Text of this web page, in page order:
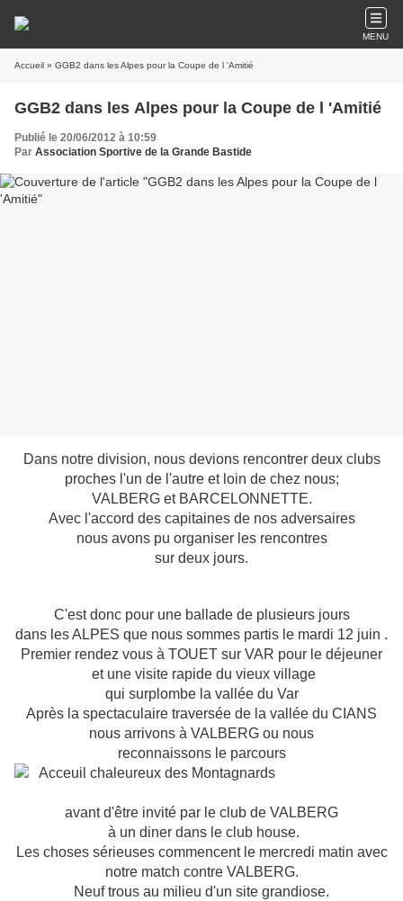
MENU
Accueil » GGB2 dans les Alpes pour la Coupe de l 'Amitié
GGB2 dans les Alpes pour la Coupe de l 'Amitié
Publié le 20/06/2012 à 10:59
Par Association Sportive de la Grande Bastide
Dans notre division, nous devions rencontrer deux clubs
proches l'un de l'autre et loin de chez nous;
VALBERG et BARCELONNETTE.
Avec l'accord des capitaines de nos adversaires
nous avons pu organiser les rencontres
sur deux jours.
C'est donc pour une ballade de plusieurs jours
dans les ALPES que nous sommes partis le mardi 12 juin .
Premier rendez vous à TOUET sur VAR pour le déjeuner
et une visite rapide du vieux village
qui surplombe la vallée du Var
Après la spectaculaire traversée de la vallée du CIANS
nous arrivons à VALBERG ou nous
reconnaissons le parcours
avant d'être invité par le club de VALBERG
à un diner dans le club house.
Les choses sérieuses commencent le mercredi matin avec
notre match contre VALBERG.
Neuf trous au milieu d'un site grandiose.